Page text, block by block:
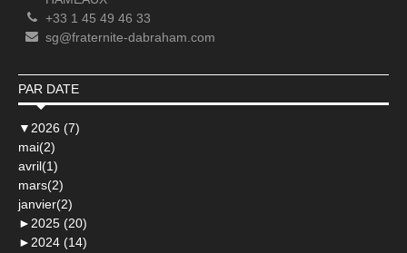
+33 1 45 49 46 33
sg@fraternite-dabraham.com
PAR DATE
▼ 2026 (7)
mai(2)
avril(1)
mars(2)
janvier(2)
► 2025 (20)
► 2024 (14)